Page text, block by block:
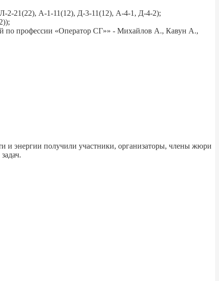
2-21(22), А-1-11(12), Д-3-11(12), А-4-1, Д-4-2);
профессии «Оператор СГ»» - Михайлов А., Кавун А.,
и энергии получили участники, организаторы, члены жюри